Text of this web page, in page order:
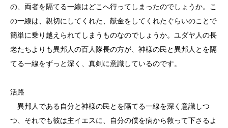
の、両者を隔てる一線はどこへ行ってしまったのでしょうか。こ
の一線は、親切にしてくれた、献金をしてくれたぐらいのことで
簡単に乗り越えられてしまうものなのでしょうか。ユダヤ人の長
老たちよりも異邦人の百人隊長の方が、神様の民と異邦人とを隔
てる一線をずっと深く、真剣に意識しているのです。
活路
異邦人である自分と神様の民とを隔てる一線を深く意識しつ
つ、それでも彼は主イエスに、自分の僕を病から救って下さるよ